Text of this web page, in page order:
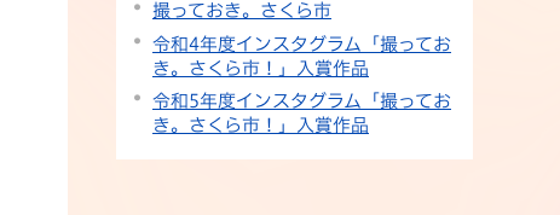
撮っておき。さくら市
令和4年度インスタグラム「撮ってお
き。さくら市！」入賞作品
令和5年度インスタグラム「撮ってお
き。さくら市！」入賞作品